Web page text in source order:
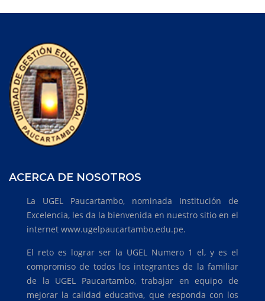
ACERCA DE NOSOTROS
La UGEL Paucartambo, nominada Institución de
Excelencia, les da la bienvenida en nuestro sitio en el
internet www.ugelpaucartambo.edu.pe.
El reto es lograr ser la UGEL Numero 1 el, y es el
compromiso de todos los integrantes de la familiar
de la UGEL Paucartambo, trabajar en equipo de
mejorar la calidad educativa, que responda con los